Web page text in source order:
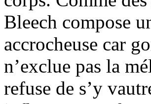
Bleech compose
accrocheuse car
n’exclue pas la
refuse de s’y